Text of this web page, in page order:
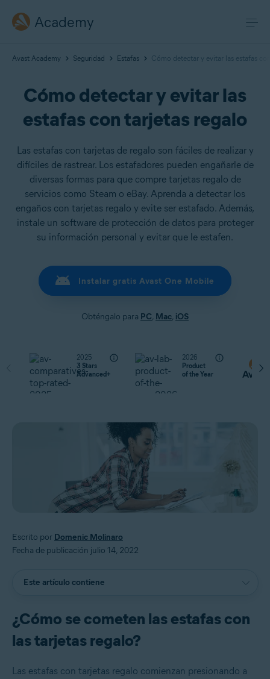
Academy
Avast Academy Seguridad Estafas Cómo detectar y evitar las estafas
Cómo detectar y evitar las
estafas con tarjetas regalo
Las estafas con tarjetas de regalo son fáciles de realizar y
difíciles de rastrear. Los estafadores pueden engañarle de
diversas formas para que compre tarjetas regalo de
servicios como Steam o eBay. Aprenda a detectar los
engaños con tarjetas regalo y evite ser estafado. Además,
instale un software de protección de datos para proteger
su información personal y evitar que le estafen.
Instalar gratis Avast One Mobile
Obténgalo para PC, Mac, iOS
2025
3 Stars
Advanced+
2026
Product
of the Year
Escrito por Domenic Molinaro
Fecha de publicación julio 14, 2022
Este artículo contiene
¿Cómo se cometen las estafas con
las tarjetas regalo?
Las estafas con tarjetas regalo comienzan presionando a